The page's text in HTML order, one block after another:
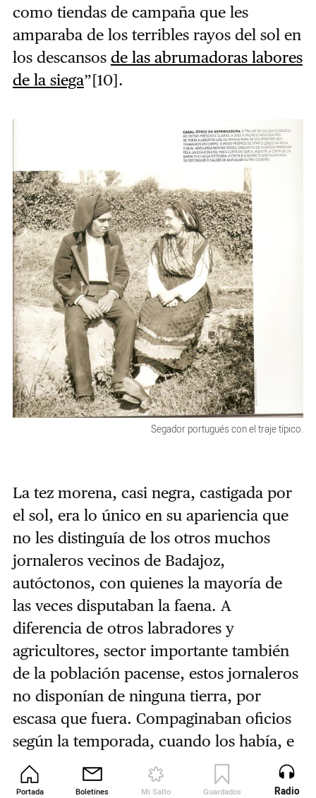
Portada Boletines Mi Salto Guardados Revista
como tiendas de campaña que les
amparaba de los terribles rayos del sol en
los descansos de las abrumadoras labores
de la siega”[10].
Segador portugués con el traje típico.
La tez morena, casi negra, castigada por
el sol, era lo único en su apariencia que
no les distinguía de los otros muchos
jornaleros vecinos de Badajoz,
autóctonos, con quienes la mayoría de
las veces disputaban la faena. A
diferencia de otros labradores y
agricultores, sector importante también
de la población pacense, estos jornaleros
no disponían de ninguna tierra, por
escasa que fuera. Compaginaban oficios
según la temporada, cuando los había, e
integraban una masa de segadores,
carreteros, horneros, carboneros,
Radio